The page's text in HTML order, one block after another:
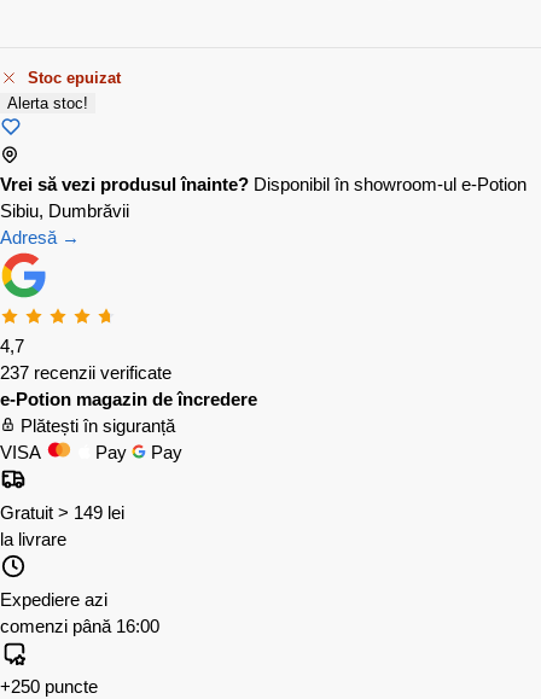
Stoc epuizat
Alerta stoc!
Vrei să vezi produsul înainte? Disponibil în showroom-ul e-Potion
Sibiu, Dumbrăvii
Adresă →
4,7
237 recenzii verificate
e-Potion magazin de încredere
Plătești în siguranță
VISA
Pay Pay
Gratuit > 149 lei
la livrare
Expediere azi
comenzi până 16:00
+250 puncte